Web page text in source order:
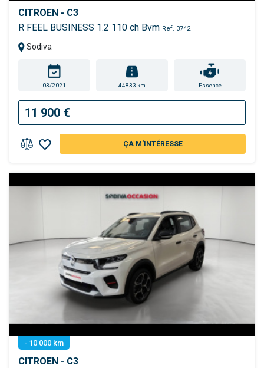
CITROEN - C3
R FEEL BUSINESS 1.2 110 ch Bvm Ref. 3742
Sodiva
03/2021 44833 km Essence
11 900 €
ÇA M'INTÉRESSE
- 10 000 km
CITROEN - C3